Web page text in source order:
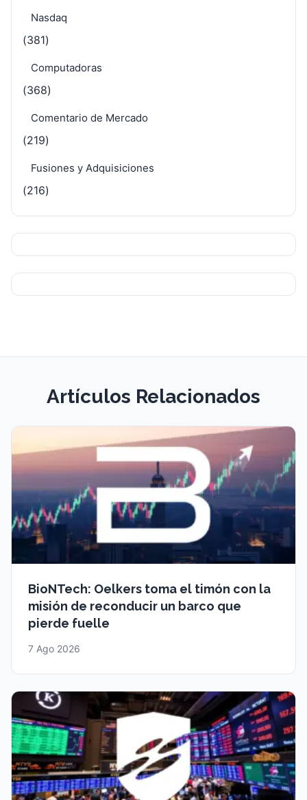
Nasdaq
(381)
Computadoras
(368)
Comentario de Mercado
(219)
Fusiones y Adquisiciones
(216)
Artículos Relacionados
BioNTech: Oelkers toma el timón con la
misión de reconducir un barco que
pierde fuelle
7 Ago 2026